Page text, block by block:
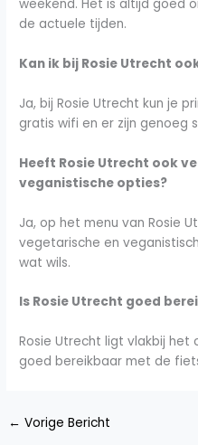
weekend. Het is altijd goed
de actuele tijden.
Kan ik bij Rosie Utrecht
Ja, bij Rosie Utrecht kun je
gratis wifi en er zijn genoeg
Heeft Rosie Utrecht ook
veganistische opties?
Ja, op het menu van Rosie
vegetarische en
wat wils.
Is Rosie Utrecht goed
Rosie Utrecht ligt vlakbij het
goed bereikbaar met de
← Vorige Bericht